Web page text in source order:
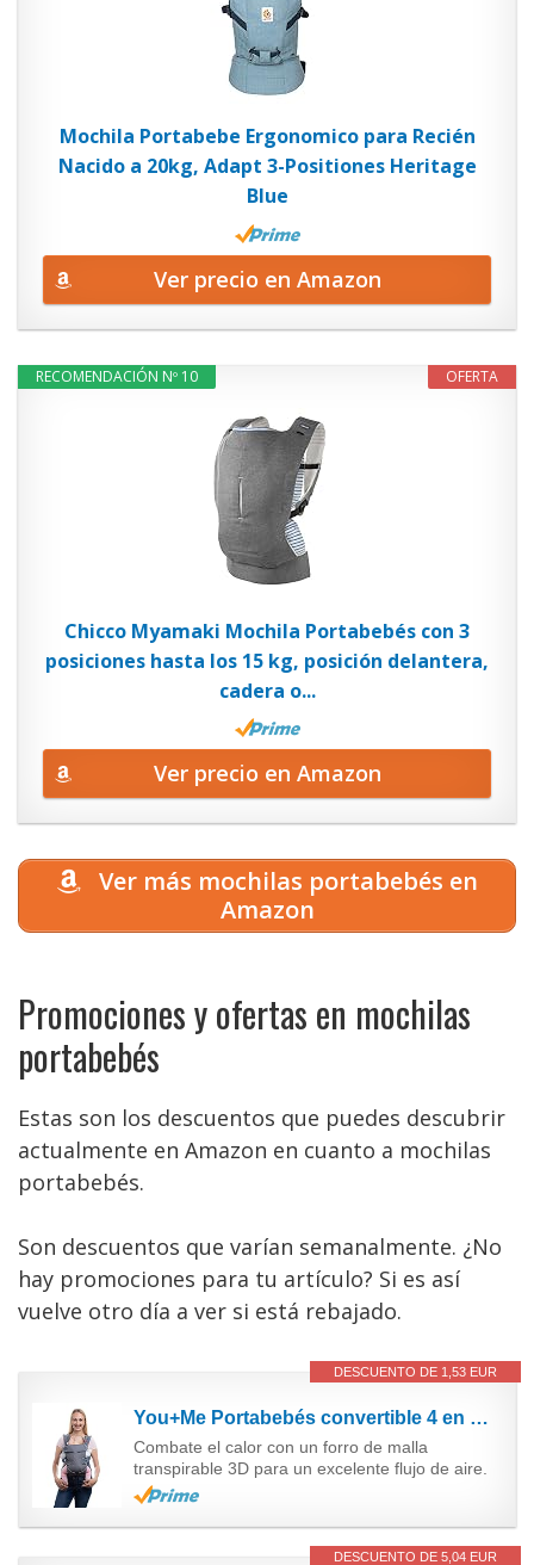
Mochila Portabebe Ergonomico para Recién
Nacido a 20kg, Adapt 3-Positiones Heritage
Blue
Ver precio en Amazon
OFERTA
RECOMENDACIÓN Nº 10
Chicco Myamaki Mochila Portabebés con 3
posiciones hasta los 15 kg, posición delantera,
cadera o...
Ver precio en Amazon
Ver más mochilas portabebés en
Amazon
Promociones y ofertas en mochilas
portabebés
Estas son los descuentos que puedes descubrir
actualmente en Amazon en cuanto a mochilas
portabebés.
Son descuentos que varían semanalmente. ¿No
hay promociones para tu artículo? Si es así
vuelve otro día a ver si está rebajado.
DESCUENTO DE 1,53 EUR
You+Me Portabebés convertible 4 en 1 con malla de refrigeración 3D - Gris chiné - Llévalo con un...
Combate el calor con un forro de malla
transpirable 3D para un excelente flujo de aire.
DESCUENTO DE 5,04 EUR